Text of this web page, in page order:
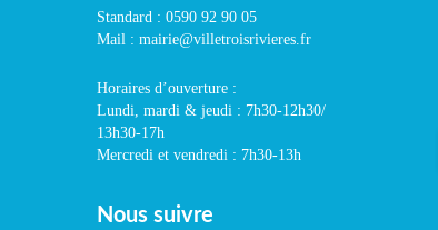
Standard : 0590 92 90 05
Mail : mairie@villetroisrivieres.fr
Horaires d’ouverture :
Lundi, mardi & jeudi : 7h30-12h30/
13h30-17h
Mercredi et vendredi : 7h30-13h
Nous suivre